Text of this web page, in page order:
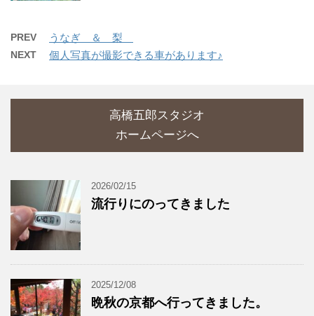
PREV うなぎ ＆ 梨
NEXT 個人写真が撮影できる車があります♪
高橋五郎スタジオ
ホームページへ
2026/02/15
流行りにのってきました
2025/12/08
晩秋の京都へ行ってきました。